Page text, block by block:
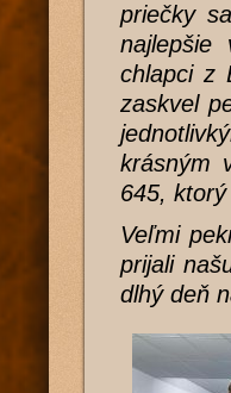
priečky
najlepšie
chlapci z
zaskvel
krásným
645,
Veľmi
prijali
dlhý deň